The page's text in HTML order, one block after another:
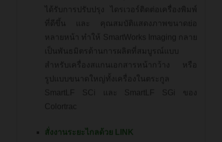
ได้รับการปรับปรุง ไดรเวอร์ติดต่อเครื่องพิมพ์
ที่ดีขึ้น และ คุณสมบัติแสดงภาพขนาดย่อ
หลายหน้า ทำให้ SmartWorks Imaging กลาย
เป็นพันธมิตรด้านการผลิตที่สมบูรณ์แบบ
สำหรับเครื่องสแกนเอกสารหน้ากว้าง หรือ
รูปแบบขนาดใหญ่ทั้งเครื่องในตระกูล
SmartLF SCi และ SmartLF SGi ของ
Colortrac
สั่งงานระยะไกลด้วย LINK